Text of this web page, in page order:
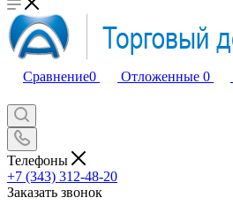
Сравнение0 Отложенные 0
Телефоны
+7 (343) 312-48-20
Заказать звонок